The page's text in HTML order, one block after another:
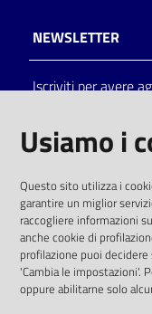
Catalogo
on line
Eventi
Chiedi al
bibliotecario
NEWSLETTER
Iscriviti per avere
solo alle
comunitaria 2003/
SOCIAL
Usiamo i
Questo sito utilizza i
garantire un miglior
raccogliere informazioni
anche cookie di
profilazione puoi
'Cambia le impostazioni'.
oppure abilitarne solo